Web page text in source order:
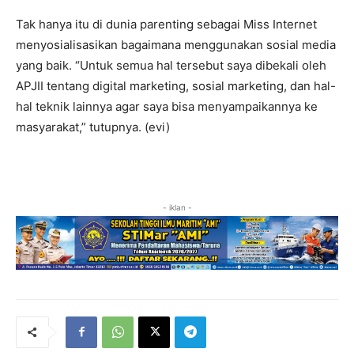
Tak hanya itu di dunia parenting sebagai Miss Internet
menyosialisasikan bagaimana menggunakan sosial media
yang baik. “Untuk semua hal tersebut saya dibekali oleh
APJII tentang digital marketing, sosial marketing, dan hal-
hal teknik lainnya agar saya bisa menyampaikannya ke
masyarakat,” tutupnya. (evi)
- iklan -